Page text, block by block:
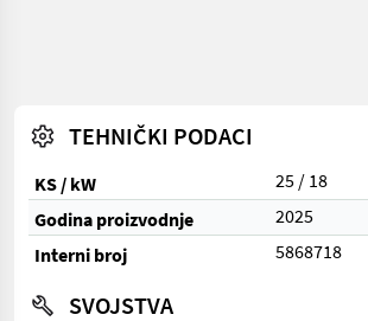
TEHNIČKI PODACI
KS / kW
25 / 18
Godina proizvodnje
2025
Interni broj
5868718
SVOJSTVA